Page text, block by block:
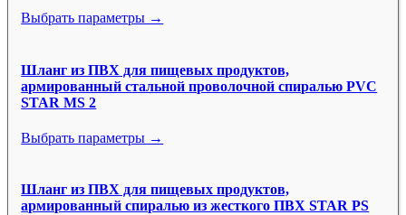
Выбрать параметры →
Шланг из ПВХ для пищевых продуктов,
армированный стальной проволочной спиралью PVC
STAR MS 2
Выбрать параметры →
Шланг из ПВХ для пищевых продуктов,
армированный спиралью из жесткого ПВХ STAR PS